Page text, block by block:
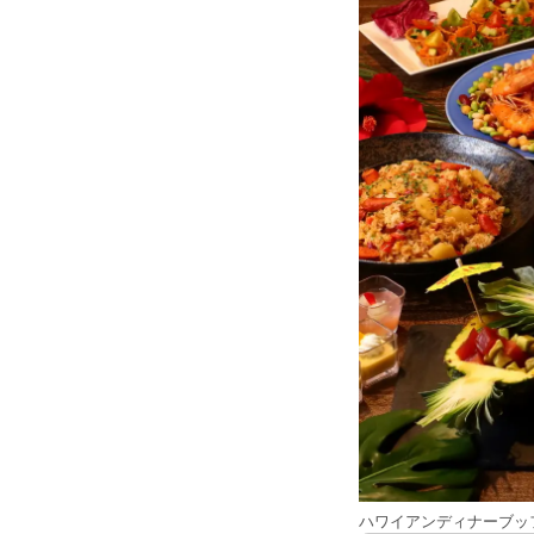
ハワイアンディナーブッ